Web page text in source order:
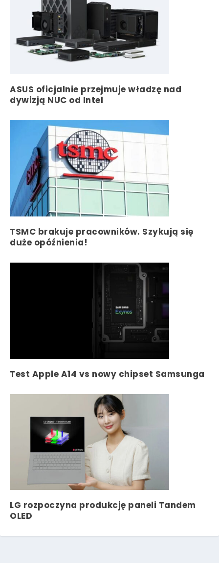
ASUS oficjalnie przejmuje władzę nad
dywizją NUC od Intel
TSMC brakuje pracowników. Szykują się
duże opóźnienia!
Test Apple A14 vs nowy chipset Samsunga
LG rozpoczyna produkcję paneli Tandem
OLED